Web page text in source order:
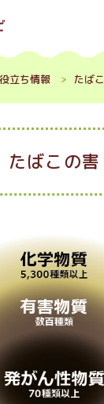
立ち情報 たばこ
たばこの害